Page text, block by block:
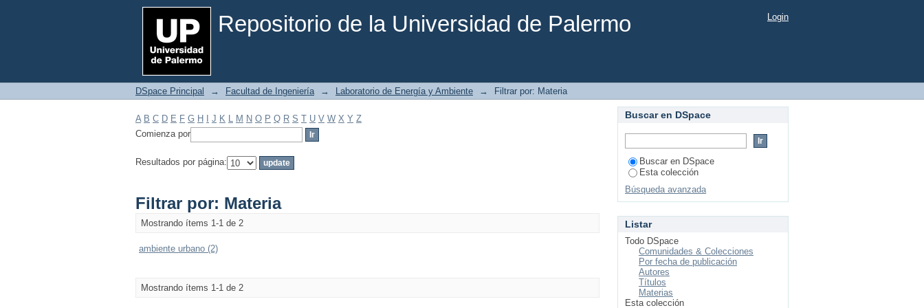
Repositorio de la Universidad de Palermo
Filtrar por: Materia Login
DSpace Principal → Facultad de Ingeniería → Laboratorio de Energía y Ambiente → Filtrar por: Materia
A B C D E F G H J K L M N O P Q R S T U V W X Y Z
Comienza por
Resultados por página:
Filtrar por: Materia
Mostrando ítems 1-1 de 2
ambiente urbano (2)
Mostrando ítems 1-1 de 2
Buscar en DSpace
Buscar en DSpace
Esta colección
Búsqueda avanzada
Listar
Todo DSpace
Comunidades & Colecciones
Por fecha de publicación
Autores
Títulos
Materias
Esta colección